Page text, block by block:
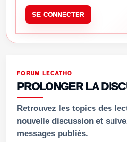
SE CONNECTER
FORUM LECATHO
PROLONGER LA
Retrouvez les topics des
nouvelle discussion et
messages publiés.